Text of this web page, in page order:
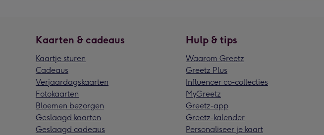
Kaarten & cadeaus
Kaartje sturen
Cadeaus
Verjaardagskaarten
Fotokaarten
Bloemen bezorgen
Geslaagd kaarten
Geslaagd cadeaus
Hulp & tips
Waarom Greetz
Greetz Plus
Influencer co-collecties
MyGreetz
Greetz-app
Greetz-kalender
Personaliseer je kaart